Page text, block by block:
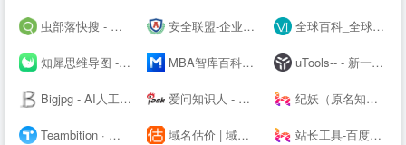
虫部落快搜 - 搜索快人一步 安全联盟-企业查询|网站查询|曝光查询|企业工商查询|企业信用查询|企业失信记录|大数据企业信用平台。 全球百科_全球首个企业百科平台
知犀思维导图 - 知犀-- MBA智库百科，全球专业中文经管百科 uTools-- - 新一代效率工具平台
Bigjpg - AI人工智能图片无损放大 - 使用人工智能深度卷积神经网络(CNN)无损放大图片 爱问知识人 - 中文互动问答平台 纪妖（原名知妖）
Teambition · 阿里巴巴旗下团队协作工具 域名估价 | 域名投资分析工具，域名评估用查询者CXZ.com 站长工具-百度权重查询-网站排名 - 去查网